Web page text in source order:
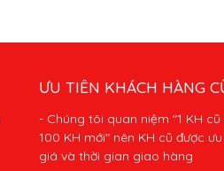
ƯU TIÊN KHÁCH HÀNG
- Chúng tôi quan niệm "1 KH
100 KH mới" nên KH cũ được
giá và thời gian giao hàng